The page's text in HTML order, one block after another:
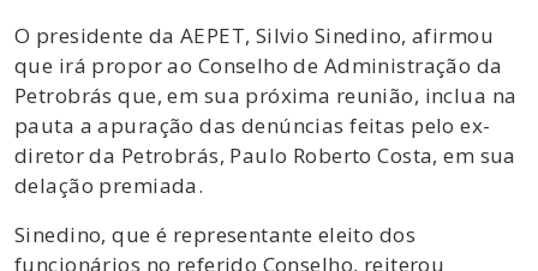
O presidente da AEPET, Silvio Sinedino, afirmou
que irá propor ao Conselho de Administração da
Petrobrás que, em sua próxima reunião, inclua na
pauta a apuração das denúncias feitas pelo ex-
diretor da Petrobrás, Paulo Roberto Costa, em sua
delação premiada.
Sinedino, que é representante eleito dos
funcionários no referido Conselho, reiterou